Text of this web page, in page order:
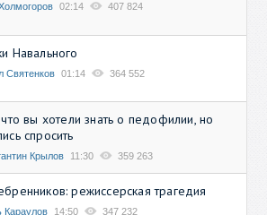
02:14 407 824
Навального
Святенков 01:14 364 552
вы хотели знать о педофилии, но
спросить
Крылов 11:30 359 263
режиссерская трагедия
Караулов 14:50 347 232